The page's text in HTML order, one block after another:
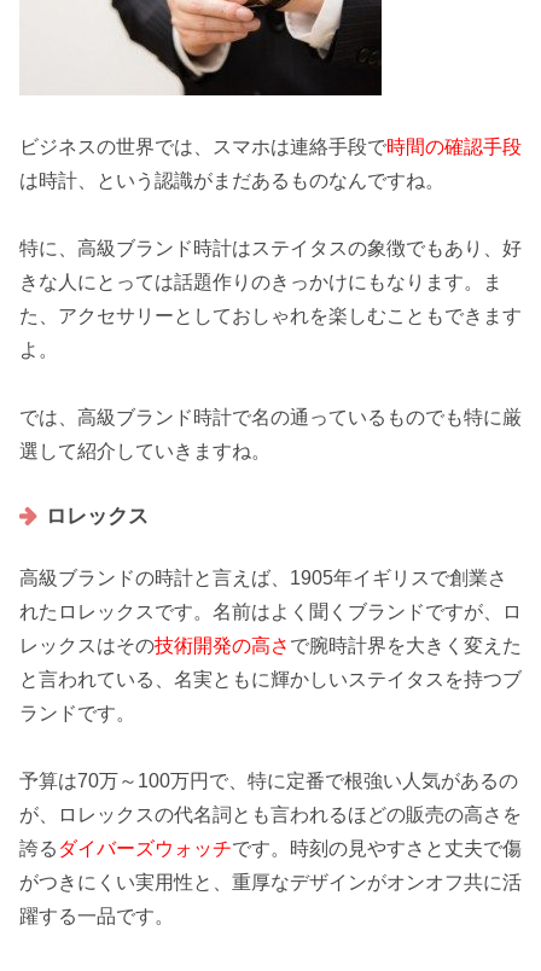
ビジネスの世界では、スマホは連絡手段で時間の確認手段
は時計、という認識がまだあるものなんですね。
特に、高級ブランド時計はステイタスの象徴でもあり、好
きな人にとっては話題作りのきっかけにもなります。ま
た、 アクセサリーとしておしゃれを楽しむこともできます
よ。
では、高級ブランド時計で名の通っているものでも特に厳
選して紹介 していきますね。
ロレックス
高級ブランドの時計と言えば、1905年イギリス で創業さ
れたロレックスです。名前はよく聞くブランドですが、ロ
レックスはその技術開発の高さ で腕時計界を大きく変えた
と言われている、名実ともに輝かしいステイタスを持つブ
ランドです。
予算は70万～100万円 で、特に定番で根強い人気があるの
が、ロレックスの代名詞とも言われるほどの販売の高さを
誇る ダイバーズウォッチです。時刻の見やすさと丈夫で傷
がつきにくい実用性と、重厚なデザインがオンオフ共に活
躍する一品です。